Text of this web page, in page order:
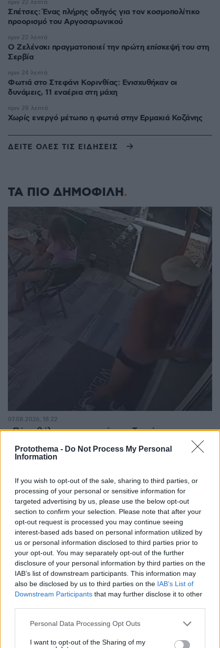
Protothema - Do Not Process My Personal
Information
If you wish to opt-out of the sale, sharing to third parties, or
processing of your personal or sensitive information for
targeted advertising by us, please use the below opt-out
section to confirm your selection. Please note that after your
opt-out request is processed you may continue seeing
interest-based ads based on personal information utilized by
us or personal information disclosed to third parties prior to
your opt-out. You may separately opt-out of the further
disclosure of your personal information by third parties on the
IAB’s list of downstream participants. This information may
also be disclosed by us to third parties on the IAB’s List of
Downstream Participants that may further disclose it to other
Please note that this website/app uses one or more Google
not limited to your visit or usage behaviour. You may click to
Personal Data Processing Opt Outs
I want to opt-out of the Sharing of my
Σπέτσες: Ένας πλήρης οδηγός για τον κοσμοπολίτικο
προορισμό του Αργοσαρωνικού
πριν 22 λεπτά
Ο Ζελένσκι πραγματοποιεί την πρώτη επίσκεψή του στη
Σερβία
πριν 22 λεπτά
Φωτιά στο Στεφάνι Κορινθίας: Ενισχυθήκαν οι
δυνάμεις, 11 εναέρια στη μάχη
πριν 24 λεπτά
Χωρίς ενεργό μέτωπο η φωτιά στην Ερμακιά Κοζάνης
πριν 28 λεπτά
ΔΕΙΤΕ ΟΛΕΣ ΤΙΣ ΕΙΔΗΣΕΙΣ
ΤΑ ΠΙΟ ΔΗΜΟΦΙΛΗ
«Πόσα θέλεις για το κορίτσι;»: Τουρίστας στην
αμέριμνη, τι καταγγέλλει ο ιδιοκτήτης επιχείρησης
07.08.2026, 18:22